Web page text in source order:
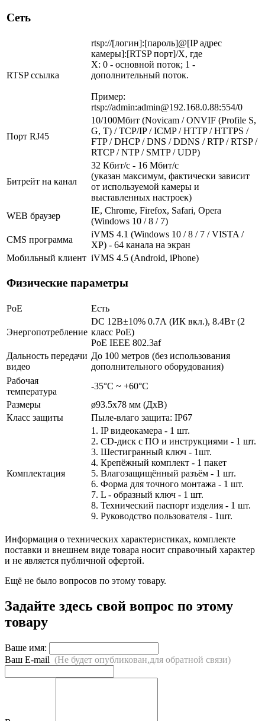
Сеть
RTSP ссылка
rtsp://[логин]:[пароль]@[IP адрес
камеры]:[RTSP порт]/X, где
X: 0 - основной поток; 1 -
дополнительный поток.
Пример:
rtsp://admin:admin@192.168.0.88:554/0
Порт RJ45
10/100Мбит (Novicam / ONVIF (Profile S,
G, T) / TCP/IP / ICMP / HTTP / HTTPS /
FTP / DHCP / DNS / DDNS / RTP / RTSP /
RTCP / NTP / SMTP / UDP)
Битрейт на канал
32 Кбит/с - 16 Мбит/с
(указан максимум, фактически зависит
от используемой камеры и
выставленных настроек)
WEB браузер
IE, Chrome, Firefox, Safari, Opera
(Windows 10 / 8 / 7)
CMS программа
iVMS 4.1 (Windows 10 / 8 / 7 / VISTA /
XP) - 64 канала на экран
Мобильный клиент iVMS 4.5 (Android, iPhone)
Физические параметры
PoE Есть
Энергопотребление
DC 12В±10% 0.7А (ИК вкл.), 8.4Вт (2
класс PoE)
PoE IEEE 802.3af
Дальность передачи
видео
До 100 метров (без использования
дополнительного оборудования)
Рабочая
температура
-35°С ~ +60°С
Размеры
ø93.5x78 мм (ДхВ)
Класс защиты
Пыле-влаго защита: IP67
Комплектация
1. IP видеокамера - 1 шт.
2. СD-диск с ПО и инструкциями - 1 шт.
3. Шестигранный ключ - 1шт.
4. Крепёжный комплект - 1 пакет
5. Влагозащищённый разъём - 1 шт.
6. Форма для точного монтажа - 1 шт.
7. L - образный ключ - 1 шт.
8. Технический паспорт изделия - 1 шт.
9. Руководство пользователя - 1шт.
Информация о технических характеристиках, комплекте
поставки и внешнем виде товара носит справочный характер
и не является публичной офертой.
Ещё не было вопросов по этому товару.
Задайте здесь свой вопрос по этому
товару
Ваше имя:
Ваш E-mail (Не будет опубликован,для обратной связи)